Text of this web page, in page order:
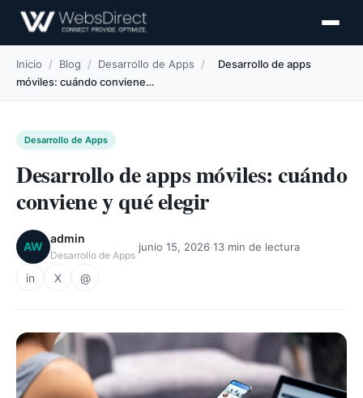
Inicio / Blog / Desarrollo de Apps /
Desarrollo de apps
móviles: cuándo conviene…
Desarrollo de Apps
Desarrollo de apps móviles: cuándo
conviene y qué elegir
AW
admin
Desarrollo de Apps
junio 15, 2026 13 min de lectura
in X @